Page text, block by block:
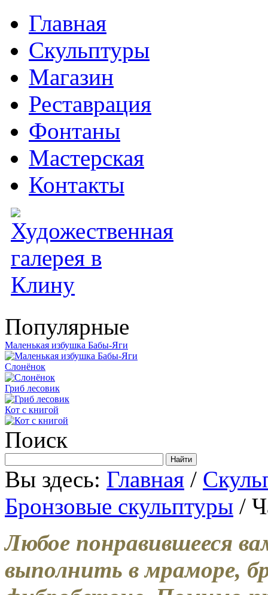
Главная
Скульптуры
Магазин
Реставрация
Фонтаны
Мастерская
Контакты
Популярные
Маленькая избушка Бабы-Яги
Слонёнок
Гриб лесовик
Кот с книгой
Поиск
Вы здесь: Главная /
Бронзовые скульптуры /
Любое понравившееся
выполнить в мраморе,